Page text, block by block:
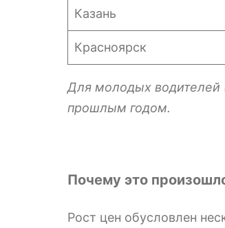
Казань
Красноярск
Для молодых водителей
прошлым годом.
Почему это
Рост цен обусловлен